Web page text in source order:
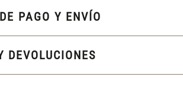
PAGO Y ENVÍO
DEVOLUCIONES